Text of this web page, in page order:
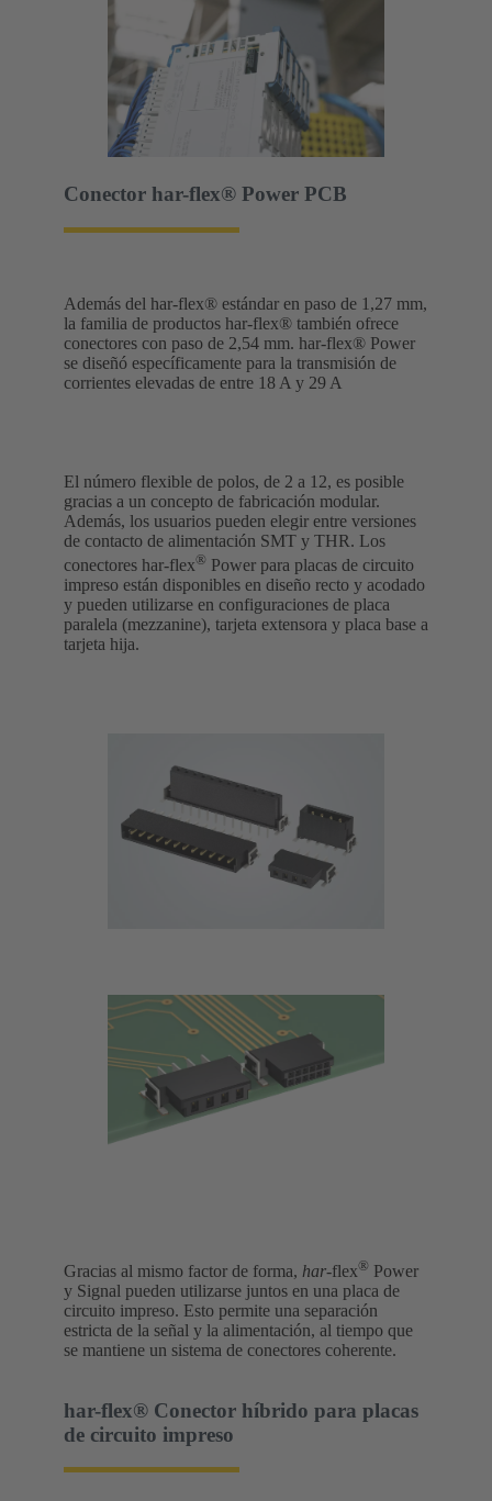
Conector har-flex® Power PCB
Además del har-flex® estándar en paso de 1,27 mm,
la familia de productos har-flex® también ofrece
conectores con paso de 2,54 mm. har-flex® Power
se diseñó específicamente para la transmisión de
corrientes elevadas de entre 18 A y 29 A
El número flexible de polos, de 2 a 12, es posible
gracias a un concepto de fabricación modular.
Además, los usuarios pueden elegir entre versiones
de contacto de alimentación SMT y THR. Los
conectores har-flex® Power para placas de circuito
impreso están disponibles en diseño recto y acodado
y pueden utilizarse en configuraciones de placa
paralela (mezzanine), tarjeta extensora y placa base a
tarjeta hija.
Gracias al mismo factor de forma, har-flex® Power
y Signal pueden utilizarse juntos en una placa de
circuito impreso. Esto permite una separación
estricta de la señal y la alimentación, al tiempo que
se mantiene un sistema de conectores coherente.
har-flex® Conector híbrido para placas
de circuito impreso